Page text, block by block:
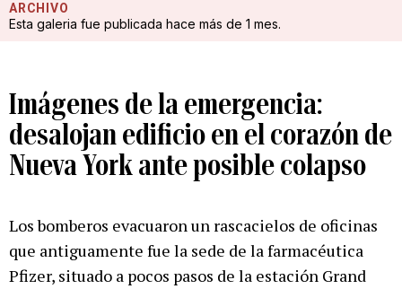
ARCHIVO
Esta galeria fue publicada hace más de 1 mes.
Imágenes de la emergencia:
desalojan edificio en el corazón de
Nueva York ante posible colapso
Los bomberos evacuaron un rascacielos de oficinas
que antiguamente fue la sede de la farmacéutica
Pfizer, situado a pocos pasos de la estación Grand